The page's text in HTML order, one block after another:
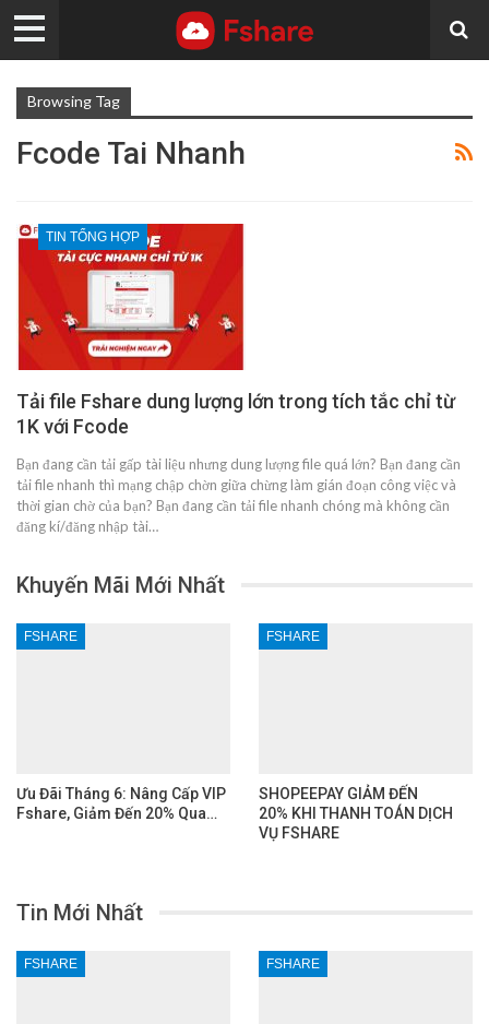
Browsing Tag
Fcode Tai Nhanh
TIN TỔNG HỢP
Tải file Fshare dung lượng lớn trong tích tắc chỉ từ
1K với Fcode
Bạn đang cần tải gấp tài liệu nhưng dung lượng file quá lớn? Bạn đang cần
tải file nhanh thì mạng chập chờn giữa chừng làm gián đoạn công việc và
thời gian chờ của bạn? Bạn đang cần tải file nhanh chóng mà không cần
đăng kí/đăng nhập tài…
Khuyến Mãi Mới Nhất
FSHARE
Ưu Đãi Tháng 6: Nâng Cấp VIP
Fshare, Giảm Đến 20% Qua…
FSHARE
SHOPEEPAY GIẢM ĐẾN
20% KHI THANH TOÁN DỊCH
VỤ FSHARE
Tin Mới Nhất
FSHARE FSHARE